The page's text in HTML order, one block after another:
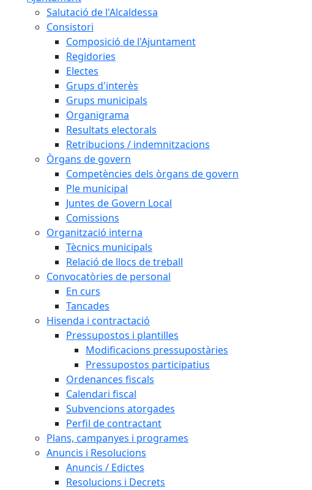
Salutació de l'Alcaldessa
Consistori
Composició de l'Ajuntament
Regidories
Electes
Grups d'interès
Grups municipals
Organigrama
Resultats electorals
Retribucions / indemnitzacions
Òrgans de govern
Competències dels òrgans de govern
Ple municipal
Juntes de Govern Local
Comissions
Organització interna
Tècnics municipals
Relació de llocs de treball
Convocatòries de personal
En curs
Tancades
Hisenda i contractació
Pressupostos i plantilles
Modificacions pressupostàries
Pressupostos participatius
Ordenances fiscals
Calendari fiscal
Subvencions atorgades
Perfil de contractant
Plans, campanyes i programes
Anuncis i Resolucions
Anuncis / Edictes
Resolucions i Decrets